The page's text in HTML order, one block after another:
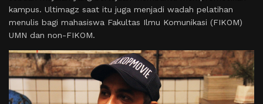
kampus. Ultimagz saat itu juga menjadi wadah pelatihan
menulis bagi mahasiswa Fakultas Ilmu Komunikasi (FIKOM)
UMN dan non-FIKOM.